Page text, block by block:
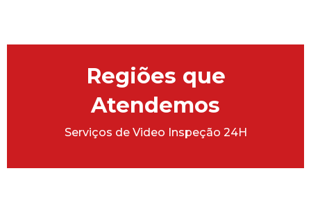
Regiões que
Atendemos
Serviços de Video Inspeção 24H